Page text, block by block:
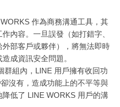
作為商務溝通工具，其
內容。一旦誤發（如打錯字、
部客戶或夥伴），將無法即時
成資訊安全問題。
群組內，LINE 用戶擁有收回功
沒有，造成功能上的不平等與
低了 LINE WORKS 用戶的溝